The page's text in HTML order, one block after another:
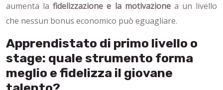
aumenta lafidelizzazione e la motivazionea un livello
che nessun bonus economico può eguagliare.
Apprendistato di primo livello o
stage: quale strumento forma
meglio e fidelizza il giovane